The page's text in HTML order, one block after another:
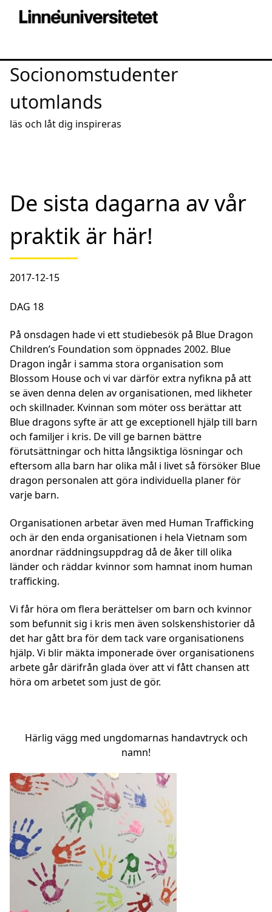
Socionomstudenter
utomlands
läs och låt dig inspireras
De sista dagarna av vår
praktik är här!
2017-12-15
DAG 18
På onsdagen hade vi ett studiebesök på Blue Dragon
Children’s Foundation som öppnades 2002. Blue
Dragon ingår i samma stora organisation som
Blossom House och vi var därför extra nyfikna på att
se även denna delen av organisationen, med likheter
och skillnader. Kvinnan som möter oss berättar att
Blue dragons syfte är att ge exceptionell hjälp till barn
och familjer i kris. De vill ge barnen bättre
förutsättningar och hitta långsiktiga lösningar och
eftersom alla barn har olika mål i livet så försöker Blue
dragon personalen att göra individuella planer för
varje barn.
Organisationen arbetar även med Human Trafficking
och är den enda organisationen i hela Vietnam som
anordnar räddningsuppdrag då de åker till olika
länder och räddar kvinnor som hamnat inom human
trafficking.
Vi får höra om flera berättelser om barn och kvinnor
som befunnit sig i kris men även solskenshistorier då
det har gått bra för dem tack vare organisationens
hjälp. Vi blir mäkta imponerade över organisationens
arbete går därifrån glada över att vi fått chansen att
höra om arbetet som just de gör.
Härlig vägg med ungdomarnas handavtryck och
namn!